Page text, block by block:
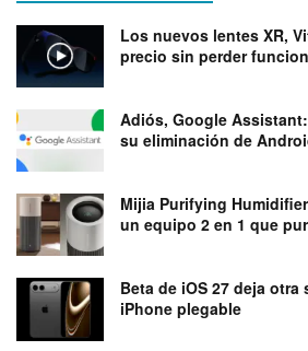
Los nuevos lentes XR,
precio sin perder
Adiós, Google
su eliminación de
Mijia Purifying
un equipo 2 en 1 que
Beta de iOS 27 deja
iPhone plegable